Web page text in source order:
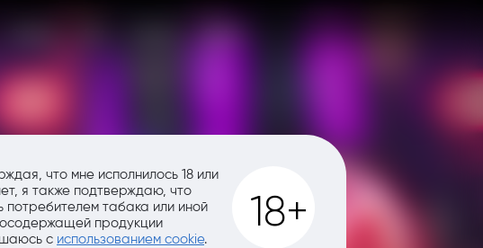
что мне исполнилось 18 или
я также подтверждаю, что
потребителем табака или иной
продукции
с использованием cookie.